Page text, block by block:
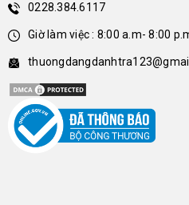
0228.384.6117
Giờ làm việc : 8:00 a.m- 8:00